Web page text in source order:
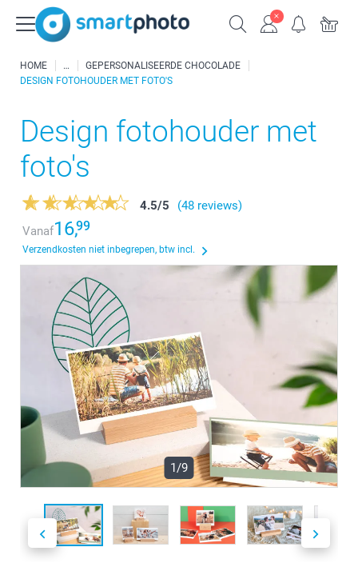
HOME
GEPERSONALISEERDE CHOCOLADE
DESIGN FOTOHOUDER MET FOTO'S
Design fotohouder met
foto's
4.5/5
(48 reviews)
Vanaf16,99
Verzendkosten niet inbegrepen, btw incl.
1/9